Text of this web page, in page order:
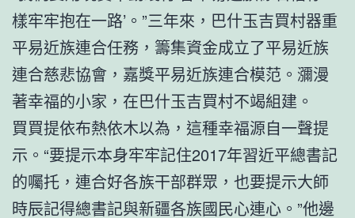
樣牢牢抱在一路’。”三年來，巴什玉吉買村器重
平易近族連合任務，籌集資金成立了平易近族
連合慈悲協會，嘉獎平易近族連合模范。瀰漫
著幸福的小家，在巴什玉吉買村不竭組建。
買買提依布熱依木以為，這種幸福源自一聲提
示。“要提示本身牢牢記住2017年習近平總書記
的囑托，連合好各族干部群眾，也要提示大師
時辰記得總書記與新疆各族國民心連心。”他邊